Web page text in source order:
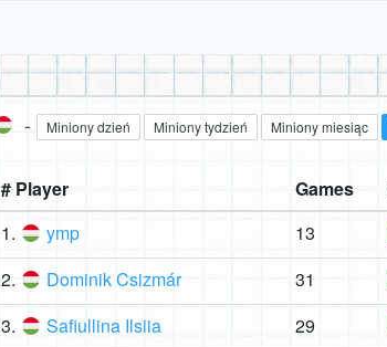
- Miniony dzień Miniony tydzień Miniony miesiąc
# Player Games
1.
ymp 13
2. Dominik Csizmár 31
3. Safiullina Ilsiia 29